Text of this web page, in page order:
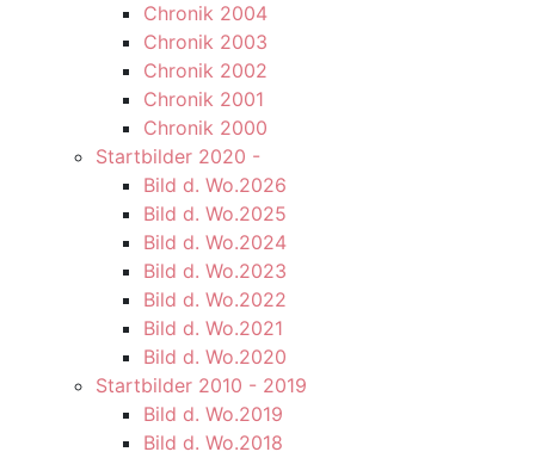
Chronik 2004
Chronik 2003
Chronik 2002
Chronik 2001
Chronik 2000
Startbilder 2020 -
Bild d. Wo.2026
Bild d. Wo.2025
Bild d. Wo.2024
Bild d. Wo.2023
Bild d. Wo.2022
Bild d. Wo.2021
Bild d. Wo.2020
Startbilder 2010 - 2019
Bild d. Wo.2019
Bild d. Wo.2018